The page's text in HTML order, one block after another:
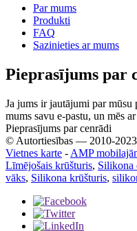
Par mums
Produkti
FAQ
Sazinieties ar mums
Pieprasījums par
Ja jums ir jautājumi par
mums savu e-pastu, un mēs
Pieprasījums par cenrādi
© Autortiesības — 2010-2023
Vietnes karte - AMP
Līmējošais krūšturis, Silikona
vāks, Silikona krūšturis,